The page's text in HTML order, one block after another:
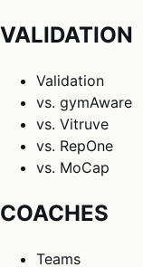
VALIDATION
Validation
vs. gymAware
vs. Vitruve
vs. RepOne
vs. MoCap
COACHES
Teams